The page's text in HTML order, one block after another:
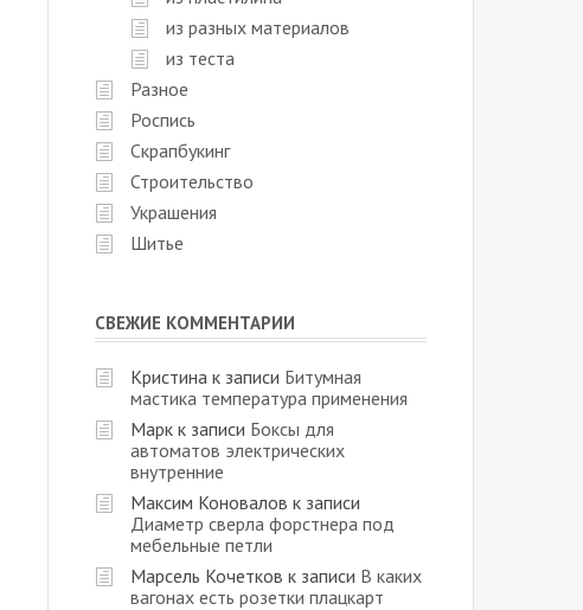
из разных материалов
из теста
Разное
Роспись
Скрапбукинг
Строительство
Украшения
Шитье
СВЕЖИЕ КОММЕНТАРИИ
Кристина к записи Битумная
мастика температура применения
Марк к записи Боксы для
автоматов электрических
внутренние
Максим Коновалов к записи
Диаметр сверла форстнера под
мебельные петли
Марсель Кочетков к записи В каких
вагонах есть розетки плацкарт